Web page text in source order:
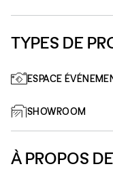
TYPES DE
ESPACE
SHOWROOM
À PROPOS